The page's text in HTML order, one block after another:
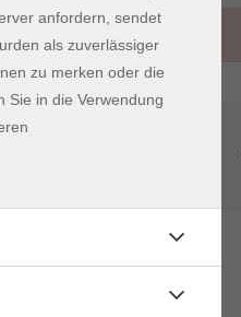
anfordern, sendet
als zuverlässiger
zu merken oder die
Sie in die Verwendung